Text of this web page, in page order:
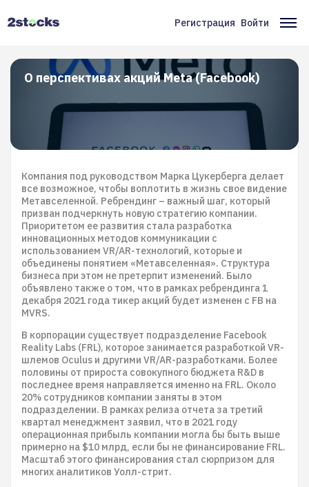
Меню
учётной
записи
пользователя
Регистрация Войти
О перспективах акций Meta (Facebook)
Компания под руководством Марка Цукерберга делает
все возможное, чтобы воплотить в жизнь свое видение
Метавселенной. Ребрендинг – важный шаг, который
призван подчеркнуть новую стратегию компании.
Приоритетом ее развития стала разработка
инновационных методов коммуникации с
использованием VR/AR-технологий, которые и
объединены понятием «Mетавселенная». Структура
бизнеса при этом не претерпит изменений. Было
объявлено также о том, что в рамках ребрендинга 1
декабря 2021 года тикер акций будет изменен с FB на
MVRS.
В корпорации существует подразделение Facebook
Reality Labs (FRL), которое занимается разработкой VR-
шлемов Oculus и другими VR/AR-разработками. Более
половины от прироста совокупного бюджета R&D в
последнее время направляется именно на FRL. Около
20% сотрудников компании заняты в этом
подразделении. В рамках релиза отчета за третий
квартал менеджмент заявил, что в 2021 году
операционная прибыль компании могла бы быть выше
примерно на $10 млрд, если бы не финансирование FRL.
Масштаб этого финансирования стал сюрпризом для
многих аналитиков Уолл-стрит.